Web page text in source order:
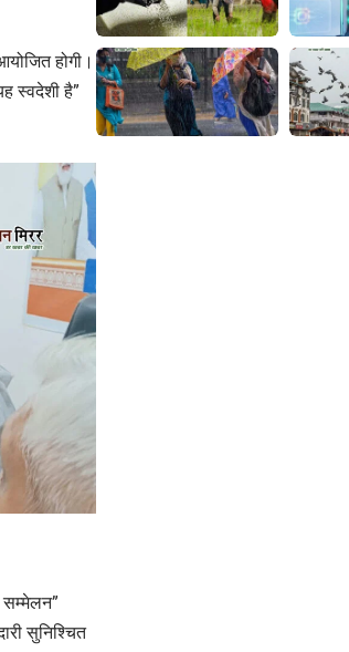
होगी।
स्वदेशी है”
सम्मेलन”
सुनिश्चित